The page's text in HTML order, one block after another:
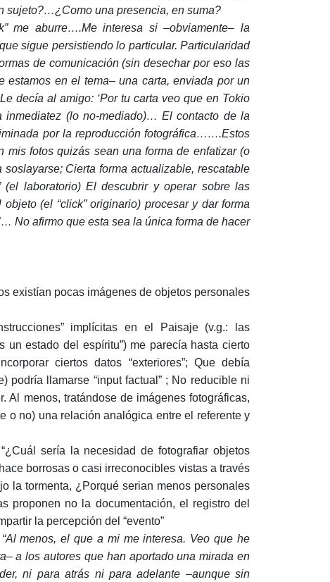
sujeto?…¿Como una presencia, en suma?
me aburre….Me interesa si –obviamente– la
sigue persistiendo lo particular. Particularidad
de comunicación (sin desechar por eso las
estamos en el tema– una carta, enviada por un
decía al amigo: ‘Por tu carta veo que en Tokio
inmediatez (lo no-mediado)… El contacto de la
por la reproducción fotográfica…….Estos
mis fotos quizás sean una forma de enfatizar (o
Cierta forma actualizable, rescatable
laboratorio) El descubrir y operar sobre las
(el “click” originario) procesar y dar forma
No afirmo que esta sea la única forma de hacer
existían pocas imágenes de objetos personales
implícitas en el Paisaje (v.g.: las
un estado del espíritu”) me parecía hasta cierto
ciertos datos “exteriores”; Que debía
podría llamarse “input factual” ; No reducible ni
Al menos, tratándose de imágenes fotográficas,
o no) una relación analógica entre el referente y
sería la necesidad de fotografiar objetos
borrosas o casi irreconocibles vistas a través
la tormenta, ¿Porqué serian menos personales
proponen no la documentación, el registro del
la percepción del “evento”
“Al menos, el que a mi me interesa. Veo que he
a los autores que han aportado una mirada en
ni para atrás ni para adelante –aunque sin